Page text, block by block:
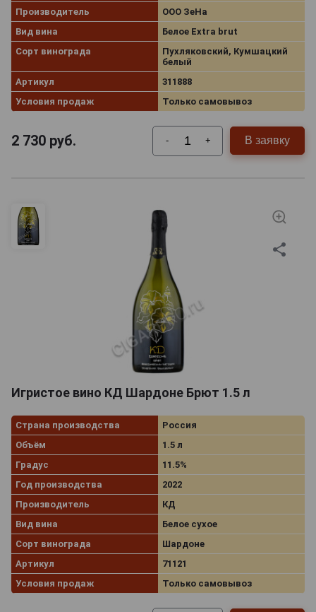
Производитель
ООО ЗеНа
Вид вина
Белое Extra brut
Сорт винограда
Пухляковский, Кумшацкий
белый
Артикул
311888
Условия продаж
Только самовывоз
2 730 руб. - + В заявку
Игристое вино КД Шардоне Брют 1.5 л
Страна производства
Россия
Объём
1.5 л
Градус
11.5%
Год производства
2022
Производитель
КД
Вид вина
Белое сухое
Сорт винограда
Шардоне
Артикул
71121
Условия продаж
Только самовывоз